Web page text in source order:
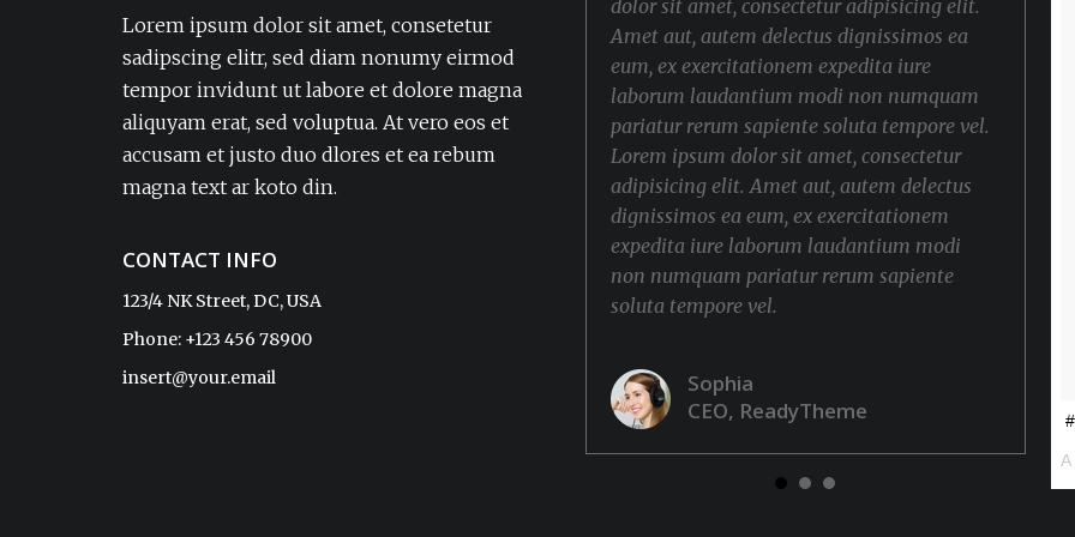
Lorem ipsum dolor sit amet, consetetur
sadipscing elitr, sed diam nonumy eirmod
tempor invidunt ut labore et dolore magna
aliquyam erat, sed voluptua. At vero eos et
accusam et justo duo dlores et ea rebum
magna text ar koto din.
CONTACT INFO
123/4 NK Street, DC, USA
Phone: +123 456 78900
insert@your.email
dignissimos ea eum, ex exercitationem
expedita iure laborum laudantium modi
non numquam pariatur rerum sapiente
soluta tempore vel.Lorem ipsum dolor sit
amet, consectetur adipisicing elit. Amet aut,
autem delectus dignissimos ea eum, ex
Sophia
CEO, ReadyTheme
dolor sit amet, consectetur adipisicing elit.
Amet aut, autem delectus dignissimos ea
eum, ex exercitationem expedita iure
laborum laudantium modi non numquam
pariatur rerum sapiente soluta tempore vel.
Lorem ipsum dolor sit amet, consectetur
adipisicing elit. Amet aut, autem delectus
dignissimos ea eum, ex exercitationem
expedita iure laborum laudantium modi
non numquam pariatur rerum sapiente
soluta tempore vel.
Sophia
CEO, ReadyTheme
A